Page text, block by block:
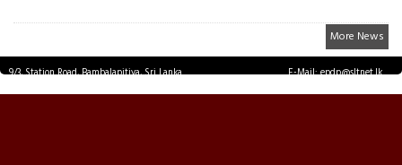
More News
9/3, Station Road, Bambalapitiya, Sri Lanka.
E-Mail: epdp@sltnet.lk